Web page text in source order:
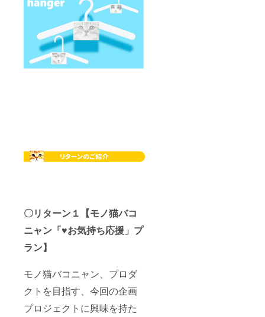
〇リターン１【モノ猫バコ
ニャン「♥お気持ち応援」プ
ラン】
モノ猫バコニャン、プロダ
クトを目指す、今回の企画
プロジェクトに興味を持た